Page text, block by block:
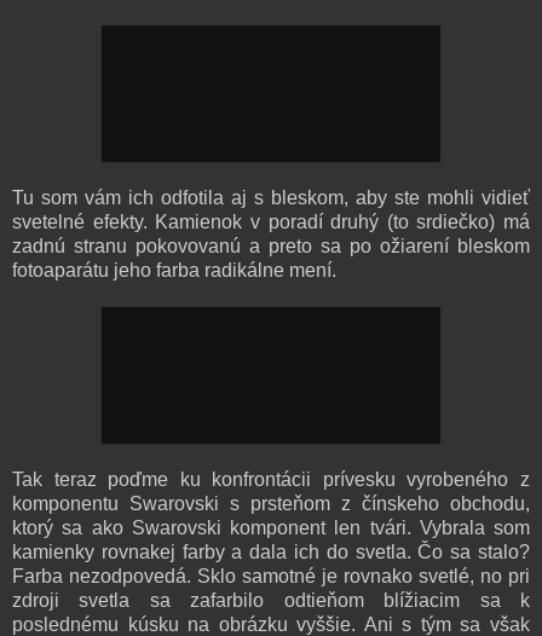
Tu som vám ich odfotila aj s bleskom, aby ste mohli vidieť
svetelné efekty. Kamienok v poradí druhý (to srdiečko) má
zadnú stranu pokovovanú a preto sa po ožiarení bleskom
fotoaparátu jeho farba radikálne mení.
Tak teraz poďme ku konfrontácii prívesku vyrobeného z
komponentu Swarovski s prsteňom z čínskeho obchodu,
ktorý sa ako Swarovski komponent len tvári. Vybrala som
kamienky rovnakej farby a dala ich do svetla. Čo sa stalo?
Farba nezodpovedá. Sklo samotné je rovnako svetlé, no pri
zdroji svetla sa zafarbilo odtieňom blížiacim sa k
poslednému kúsku na obrázku vyššie. Ani s tým sa však